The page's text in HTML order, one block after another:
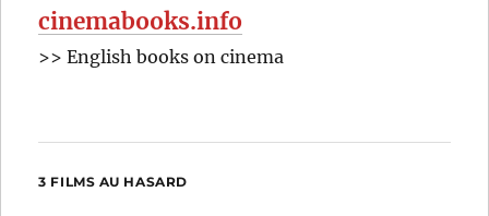
cinemabooks.info
>> English books on cinema
3 FILMS AU HASARD